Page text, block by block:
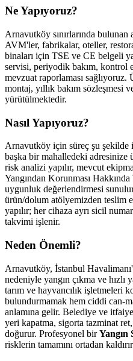
Ne Yapıyoruz?
Arnavutköy sınırlarında
AVM'ler, fabrikalar, oteller,
binaları için TSE ve CE belgeli
servisi, periyodik bakım, kontrol
mevzuat raporlaması sağlıyoruz.
montaj, yıllık bakım sözleşmesi
yürütülmektedir.
Nasıl Yapıyoruz?
Arnavutköy için süreç şu şekilde
başka bir mahalledeki adresinize
risk analizi yapılır, mevcut
Yangından Korunması
uygunluk değerlendirmesi
ürün/dolum atölyemizden teslim
yapılır; her cihaza ayrı sicil
takvimi işlenir.
Neden Önemli?
Arnavutköy, İstanbul
nedeniyle yangın çıkma ve
tarım ve hayvancılık işletmeleri
bulundurmamak hem ciddi can-
anlamına gelir. Belediye ve
yeri kapatma, sigorta tazminat
doğurur. Profesyonel birYangın
risklerin tamamını ortadan